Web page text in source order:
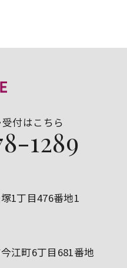
付はこちら
1289
1丁目476番地1
江町6丁目681番地